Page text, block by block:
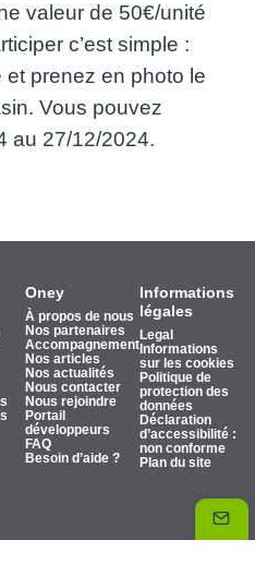
valeur de 50€/unité
c’est simple :
et prenez en photo le
Vous pouvez
au 27/12/2024.
Oney
À propos de nous
Nos partenaires
Accompagnement
Nos articles
Nos actualités
Nous contacter
Nous rejoindre
Portail
développeurs
FAQ
Besoin d’aide ?
Informations
légales
Legal
Informations
sur les cookies
Politique de
protection des
données
Déclaration
d’accessibilité :
non conforme
Plan du site